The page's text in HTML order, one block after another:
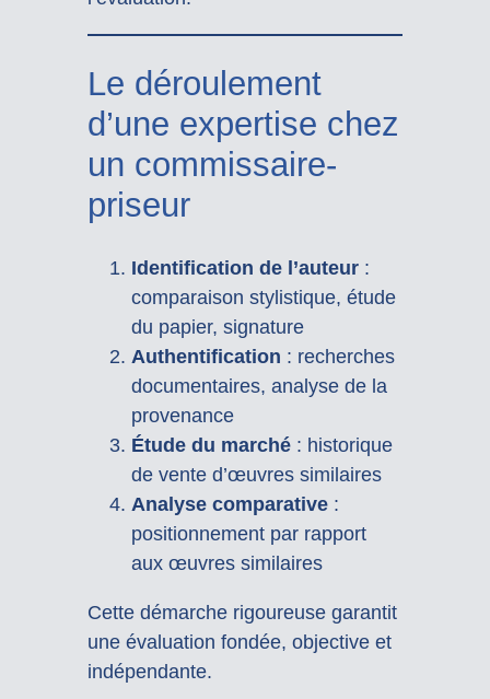
Le déroulement
d’une expertise chez
un commissaire-
priseur
Identification de l’auteur:
comparaison stylistique, étude
du papier, signature
Authentification : recherches
documentaires, analyse de la
provenance
Étude du marché: historique
de vente d’œuvres similaires
Analyse comparative:
positionnement par rapport
aux œuvres similaires
Cette démarche rigoureuse garantit
une évaluation fondée, objective et
indépendante.